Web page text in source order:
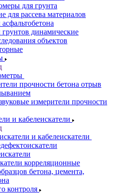
для грунта
для рассева материалов
динамические
объектов
прочности бетона отрыв
измерители прочности
и кабелеискатели
и кабелеискатели
корреляционные
бетона, цемента,
контроля